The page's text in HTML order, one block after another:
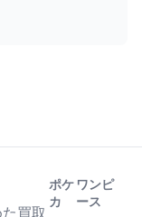
買取
ポケ
カ
ワンピ
ース